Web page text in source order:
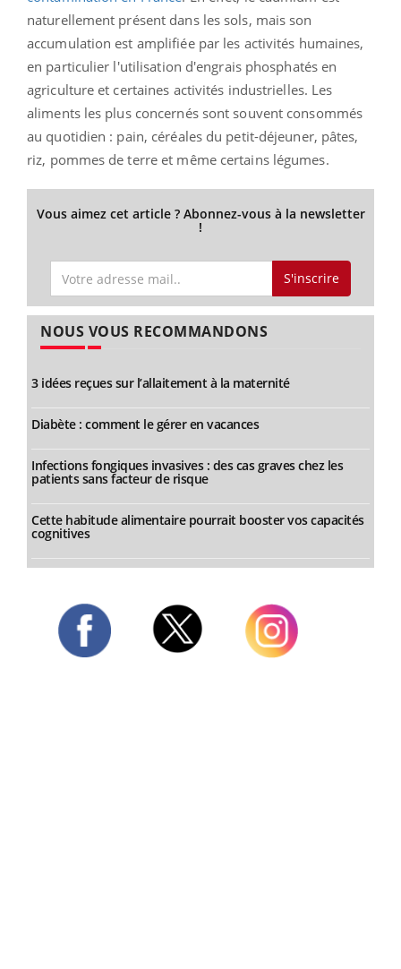
naturellement présent dans les sols, mais son
accumulation est amplifiée par les activités humaines,
en particulier l'utilisation d'engrais phosphatés en
agriculture et certaines activités industrielles. Les
aliments les plus concernés sont souvent consommés
au quotidien : pain, céréales du petit-déjeuner, pâtes,
riz, pommes de terre et même certains légumes.
Vous aimez cet article ? Abonnez-vous à la newsletter
!
S'inscrire
NOUS VOUS RECOMMANDONS
3 idées reçues sur l’allaitement à la maternité
Diabète : comment le gérer en vacances
Infections fongiques invasives : des cas graves chez les
patients sans facteur de risque
Cette habitude alimentaire pourrait booster vos capacités
cognitives